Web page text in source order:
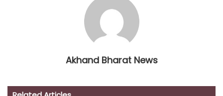
Akhand Bharat News